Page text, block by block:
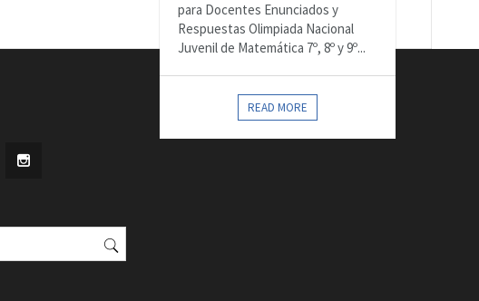
para Docentes Enunciados y
Respuestas Olimpiada Nacional
Juvenil de Matemática 7º, 8º y 9º...
READ MORE